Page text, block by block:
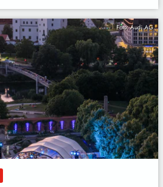
Foto: Audi AG